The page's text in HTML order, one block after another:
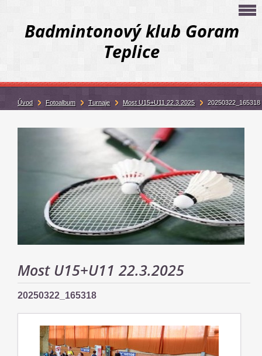
Badmintonový klub Goram
Teplice
Most U15+U11 22.3.2025
20250322_165318
Úvod Fotoalbum Turnaje Most U15+U11 22.3.2025 20250322_165318